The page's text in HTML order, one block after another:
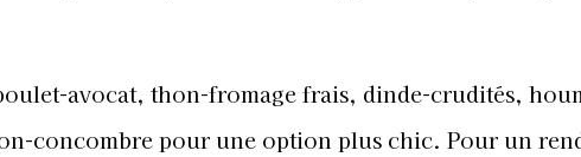
avocat, thon-fromage frais, dinde-crudités,
concombre pour une option plus chic. Pour un